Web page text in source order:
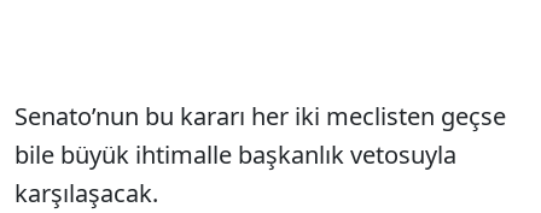
Senato’nun bu kararı her iki meclisten geçse
bile büyük ihtimalle başkanlık vetosuyla
karşılaşacak.